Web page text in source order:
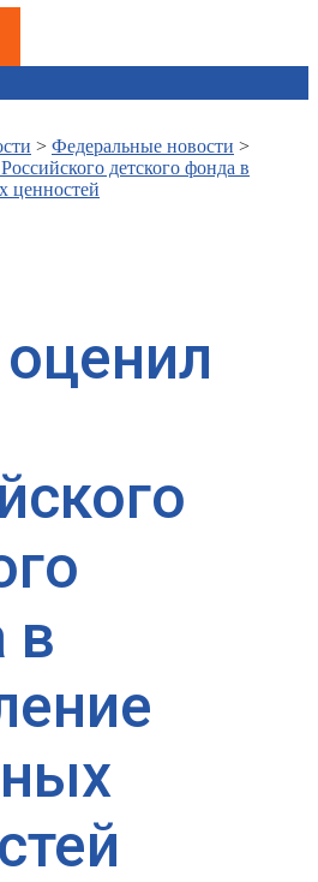
> Федеральные новости >
детского фонда в
ценностей
в